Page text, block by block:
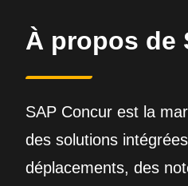
À propos de
SAP Concur est la
des solutions
déplacements, des